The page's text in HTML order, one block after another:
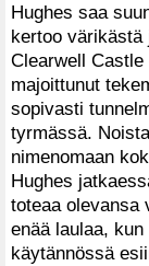
Hughes saa
kertoo värikästä
Clearwell
majoittunut
sopivasti
tyrmässä.
nimenomaan
Hughes
toteaa olevansa
enää laulaa,
käytännössä